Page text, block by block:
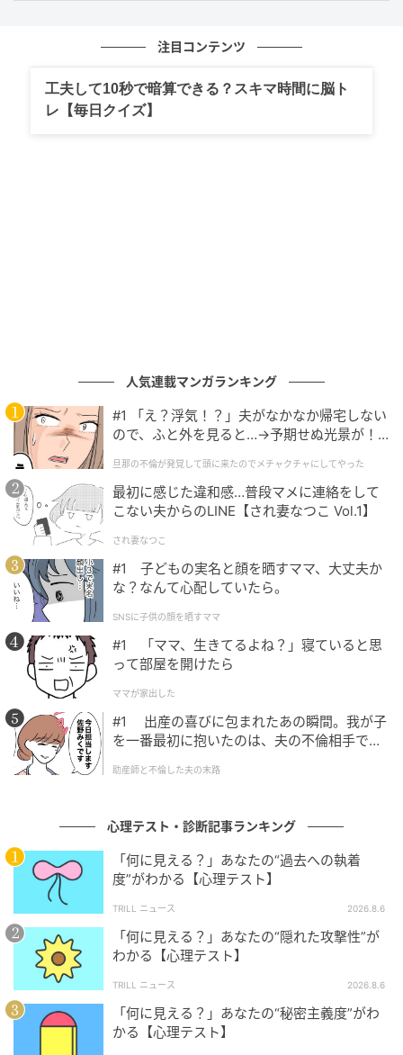
図形がぜんざいに見えたあなたは、人とのつながりや
たり、気持ちを分け合ったり、温かい言葉をかけ合う
ことで、あなたの心はゆっくりと満たされていくでし
して誰かと共有する時間が、あなたの心を静かに修復
し未来へ進む力に変えてくれます。
3.電球に見えた人は「アイデアと発想力タイ
プ」
図形が電球に見えたあなたは、ひらめきそのものが心
の武器になっているアイデアと発想力タイプかもしれ
ません。行き詰まったとき、別の見方はないかと、発
想の転換で自分を救い出す力を持っているでしょう。
このタイプの人は、柔軟な思考と創造力に恵まれてお
り、どんな困難も工夫次第で何とかなると無意識に信
じているところがあるかもしれません。問題を問題の
ままで終わらせず、新しい可能性へと変換できる点が
大きな強みです。ただし、集中して考えすぎると疲れ
てしまうこともあるかもしれません。
大切なことは、考えすぎたら一度休憩を入れることで
す。あなたの発想力は、余白があるほど輝きます。無
理に答えを出そうとしなくても、ぼーっとしたり、本
を読んだり、遠出した時など、ふとした瞬間にひらめ
きは宿るでしょう。
4.ココナッツに見えた人は「外から見えない
強さを持つ内側充実タイプ」
注目コンテンツ
工夫して10秒で暗算できる？スキマ時間に脳ト
レ【毎日クイズ】
人気連載マンガランキング
#1 「え？浮気！？」夫がなかなか帰宅しない
ので、ふと外を見ると…→予期せぬ光景が！
クチャにしてやった
旦那の不倫が発覚して頭に来たのでメチャクチャにしてやった
最初に感じた違和感…普段マメに連絡をして
こない夫からのLINE【され妻なつこ Vol.1】
され妻なつこ
#1 子どもの実名と顔を晒すママ、大丈夫か
な？なんて心配していたら。
SNSに子供の顔を晒すママ
#1 「ママ、生きてるよね？」寝ていると思
って部屋を開けたら
ママが家出した
#1 出産の喜びに包まれたあの瞬間。我が子
を一番最初に抱いたのは、夫の不倫相手でし
助産師と不倫した夫の末路
心理テスト・診断記事ランキング
「何に見える？」あなたの“過去への執着
度”がわかる【心理テスト】
TRILL ニュース 2026.8.6
「何に見える？」あなたの“隠れた攻撃性”が
わかる【心理テスト】
TRILL ニュース 2026.8.6
「何に見える？」あなたの“秘密主義度”がわ
かる【心理テスト】